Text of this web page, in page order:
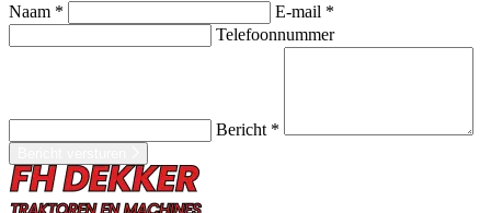
Naam *
E-mail *
Telefoonnummer
Bericht *